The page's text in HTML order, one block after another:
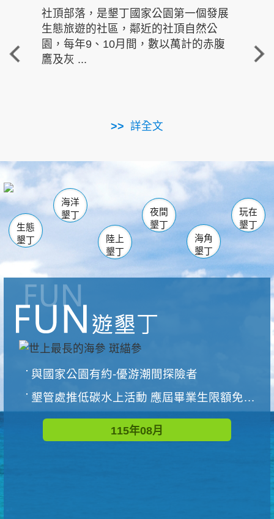
社頂部落，是墾丁國家公園第一個發展
生態旅遊的社區，鄰近的社頂自然公
園，每年9、10月間，數以萬計的赤腹
鷹及灰 ...
詳全文
重
走進
南仁湖
海生館
恆春 佳樂水
龍鑾潭自然中心 森林遊樂區
瓊麻館
關山 墾管處遊客中心
社頂公園 風吹沙
船帆石
白砂 龍磐公園
香蕉灣
砂島
鵝鑾鼻
生態
墾丁
海洋
墾丁
陸上
墾丁
夜間
墾丁
海角
墾丁
玩在
墾丁
與國家公園有約-優游潮間探險者
墾管處推低碳水上活動 應屆畢業生限額免費參加
115年08月